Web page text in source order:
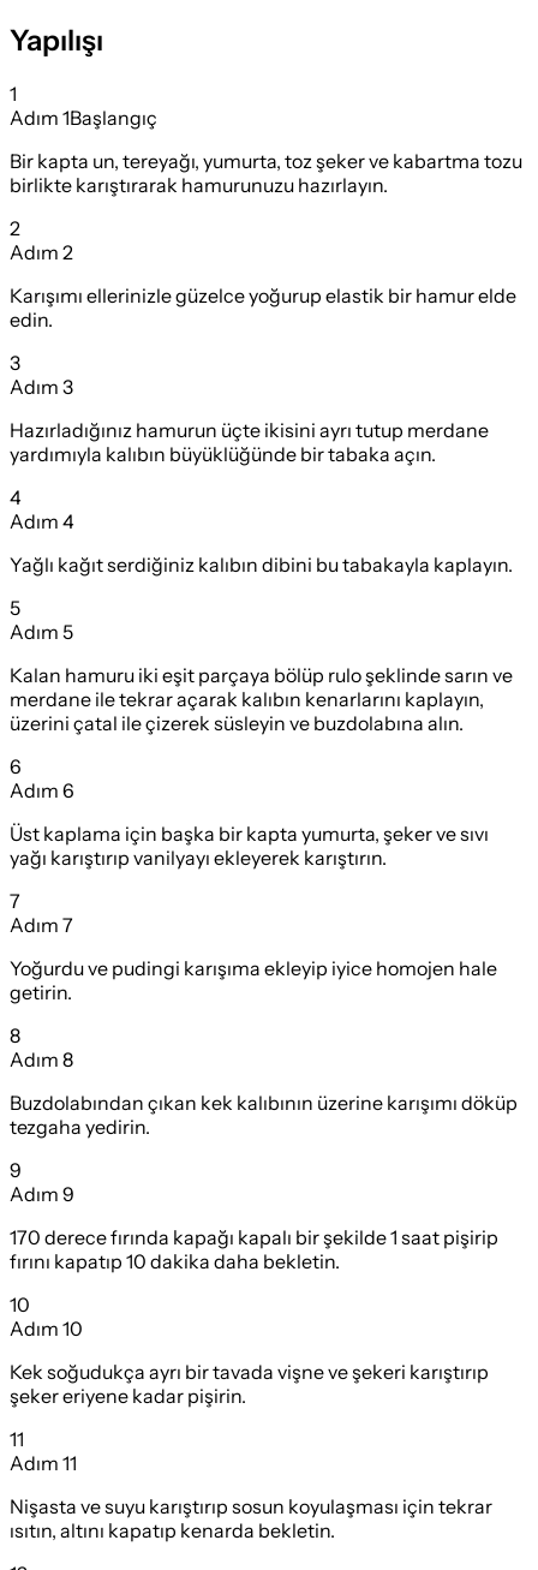
Yapılışı
1
Adım 1Başlangıç
Bir kapta un, tereyağı, yumurta, toz şeker ve kabartma tozu
birlikte karıştırarak hamurunuzu hazırlayın.
2
Adım 2
Karışımı ellerinizle güzelce yoğurup elastik bir hamur elde
edin.
3
Adım 3
Hazırladığınız hamurun üçte ikisini ayrı tutup merdane
yardımıyla kalıbın büyüklüğünde bir tabaka açın.
4
Adım 4
Yağlı kağıt serdiğiniz kalıbın dibini bu tabakayla kaplayın.
5
Adım 5
Kalan hamuru iki eşit parçaya bölüp rulo şeklinde sarın ve
merdane ile tekrar açarak kalıbın kenarlarını kaplayın,
üzerini çatal ile çizerek süsleyin ve buzdolabına alın.
6
Adım 6
Üst kaplama için başka bir kapta yumurta, şeker ve sıvı
yağı karıştırıp vanilyayı ekleyerek karıştırın.
7
Adım 7
Yoğurdu ve pudingi karışıma ekleyip iyice homojen hale
getirin.
8
Adım 8
Buzdolabından çıkan kek kalıbının üzerine karışımı döküp
tezgaha yedirin.
9
Adım 9
170 derece fırında kapağı kapalı bir şekilde 1 saat pişirip
fırını kapatıp 10 dakika daha bekletin.
10
Adım 10
Kek soğudukça ayrı bir tavada vişne ve şekeri karıştırıp
şeker eriyene kadar pişirin.
11
Adım 11
Nişasta ve suyu karıştırıp sosun koyulaşması için tekrar
ısıtın, altını kapatıp kenarda bekletin.